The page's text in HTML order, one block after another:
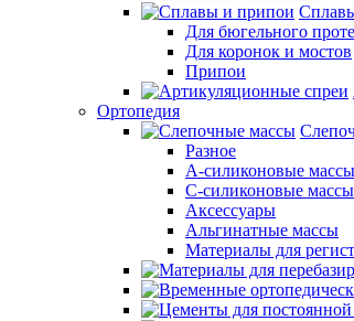
Для бюгельного
Для коронок и мостов
Припои
Ортопедия
Разное
А-силиконовые массы
С-силиконовые массы
Аксессуары
Альгинатные массы
Материалы для